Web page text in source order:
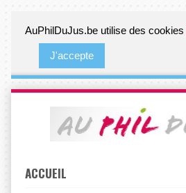
AuPhilDuJus.be utilise des cookies
J'accepte
navigation
ACCUEIL